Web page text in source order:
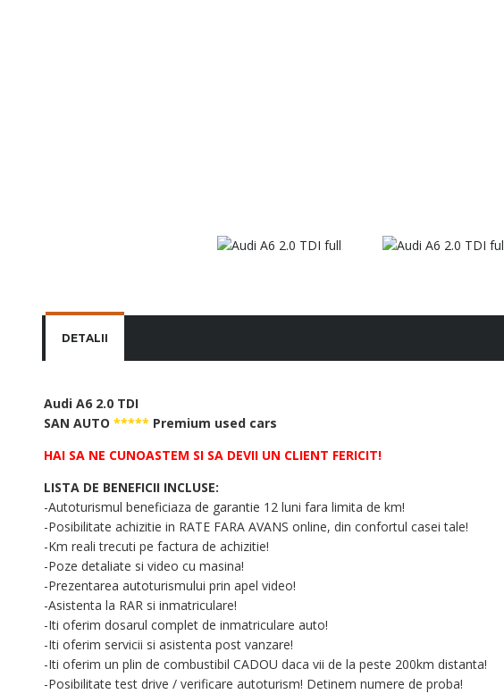
DETALII
Audi A6 2.0 TDI
SAN AUTO ***** Premium used cars
HAI SA NE CUNOASTEM SI SA DEVII UN CLIENT FERICIT!
LISTA DE BENEFICII INCLUSE:
-Autoturismul beneficiaza de garantie 12 luni fara limita de km!
-Posibilitate achizitie in RATE FARA AVANS online, din confortul casei tale!
-Km reali trecuti pe factura de achizitie!
-Poze detaliate si video cu masina!
-Prezentarea autoturismului prin apel video!
-Asistenta la RAR si inmatriculare!
-Iti oferim dosarul complet de inmatriculare auto!
-Iti oferim servicii si asistenta post vanzare!
-Iti oferim un plin de combustibil CADOU daca vii de la peste 200km distanta!
-Posibilitate test drive / verificare autoturism! Detinem numere de proba!